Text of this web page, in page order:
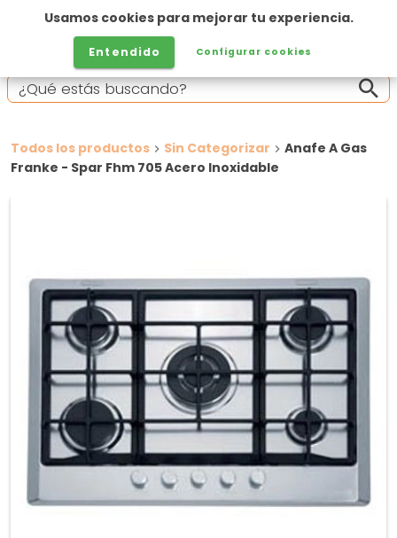
Todos los productos Sin Categorizar
Anafe A Gas
Franke - Spar Fhm 705 Acero Inoxidable
Usamos cookies para mejorar tu experiencia.
Entendido Configurar cookies